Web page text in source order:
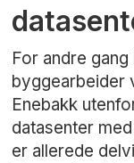
For andre
byggearbeider
Enebakk
datasenter
er allerede